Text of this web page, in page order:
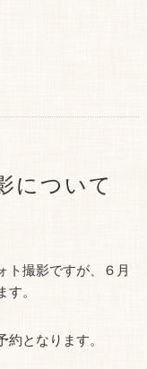
について
ト撮影ですが、６月
。
約となります。